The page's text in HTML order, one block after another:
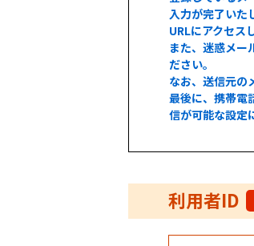
入力が完了いた
URLにアクセス
また、迷惑メー
ださい。
なお、送信元の
最後に、携帯電
信が可能な設定
利用者ID